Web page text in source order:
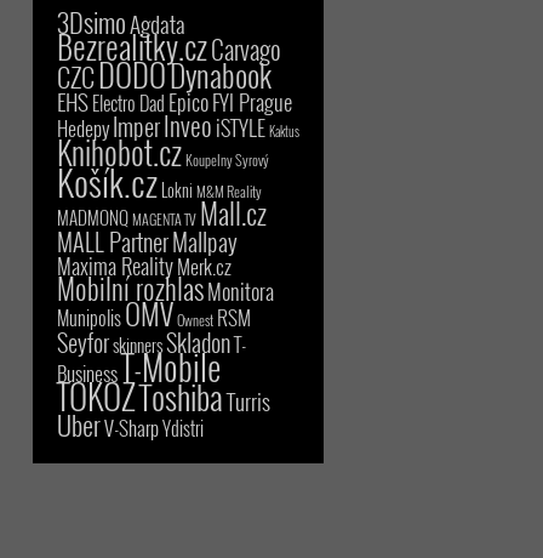
3DsimoAgdata
Bezrealitky.czCarvago
CZCDODODynabook
EHSElectro Dad EpicoFYI Prague
HedepyImperInveoiSTYLE Kaktus
Knihobot.czKoupelny Syrový
Košík.czLokni M&M Reality
MADMONQMAGENTA TV Mall.cz
MALL PartnerMallpay
Maxima RealityMerk.cz
Mobilní rozhlasMonitora
MunipolisOMVOwnest RSM
SeyforskinnersSkladonT-
BusinessT-Mobile
TOKOZToshibaTurris
UberV-SharpYdistri